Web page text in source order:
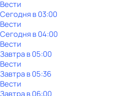
Вести
Сегодня в 03:00
Вести
Сегодня в 04:00
Вести
Завтра в 05:00
Вести
Завтра в 05:36
Вести
Завтра в 06:00